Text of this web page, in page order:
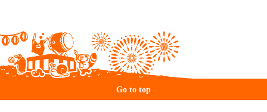
Go to top